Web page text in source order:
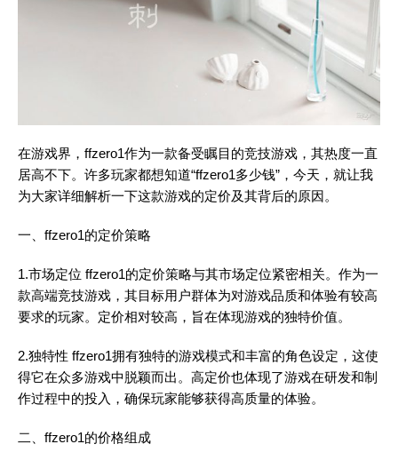
在游戏界，ffzero1作为一款备受瞩目的竞技游戏，其热度一直
居高不下。许多玩家都想知道“ffzero1多少钱”，今天，就让我
为大家详细解析一下这款游戏的定价及其背后的原因。
一、ffzero1的定价策略
1.市场定位 ffzero1的定价策略与其市场定位紧密相关。作为一
款高端竞技游戏，其目标用户群体为对游戏品质和体验有较高
要求的玩家。定价相对较高，旨在体现游戏的独特价值。
2.独特性 ffzero1拥有独特的游戏模式和丰富的角色设定，这使
得它在众多游戏中脱颖而出。高定价也体现了游戏在研发和制
作过程中的投入，确保玩家能够获得高质量的体验。
二、ffzero1的价格组成